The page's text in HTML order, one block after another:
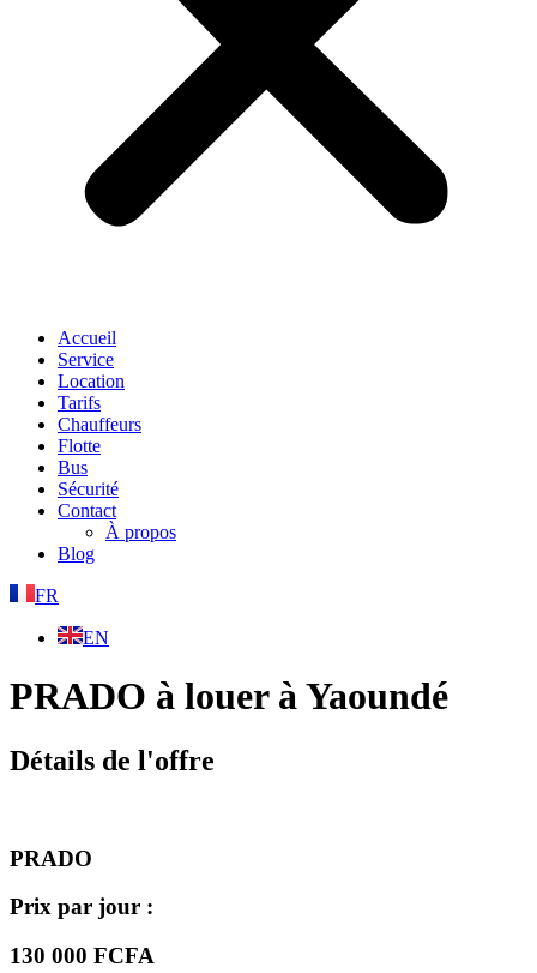
Accueil
Service
Location
Tarifs
Chauffeurs
Flotte
Bus
Sécurité
Contact
À propos
Blog
FR
EN
PRADO à louer à Yaoundé
Détails de l'offre
PRADO
Prix par jour :
130 000 FCFA